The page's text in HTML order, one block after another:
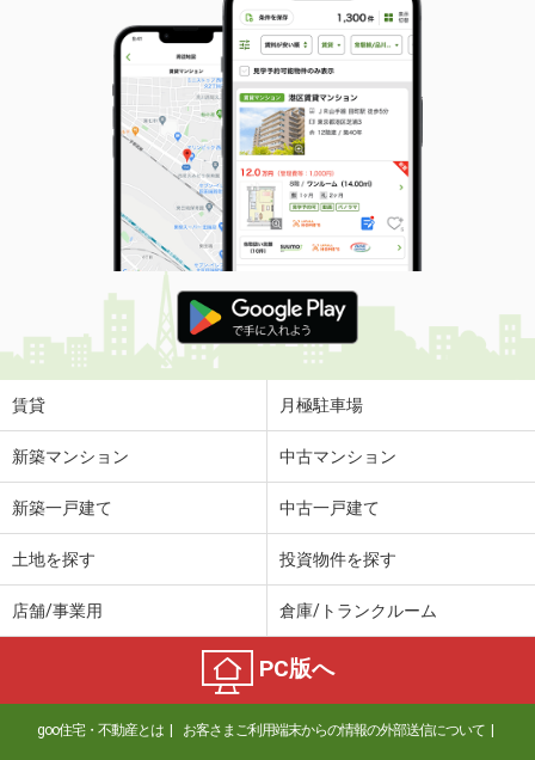
賃貸 月極駐車場
新築マンション 中古マンション
新築一戸建て 中古一戸建て
土地を探す 投資物件を探す
店舗/事業用 倉庫/トランクルーム
PC版へ
goo住宅・不動産とは お客さまご利用端末からの情報の外部送信について